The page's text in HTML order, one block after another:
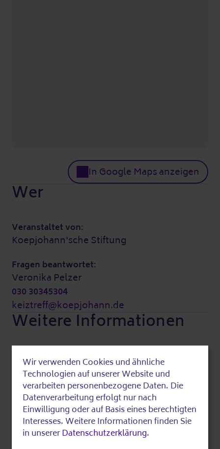
In Google Maps anzeigen
Wer
Veranstaltet von:
Koepjohann'sche Stiftung
Fragen beantwortet:
Veronika Pelzer
030 30345304
keiztreff@koepjohann.de
Weitere Informationen
Kosten:
1,00 Euro
vor Ort
Spenden sind herzlich willkommen.
Weiteres:
Wir bitten um vorherige Anmeldung.
Use
of
personal
data
and
Wir verwenden Cookies und ähnliche
Technologien auf unserer Website und
verarbeiten personenbezogene Daten. Die
Datenverarbeitung erfolgt nur nach
Einwilligung oder auf Basis eines berechtigten
Interesses. Weitere Informationen finden Sie
in unsererDatenschutzerklärung.